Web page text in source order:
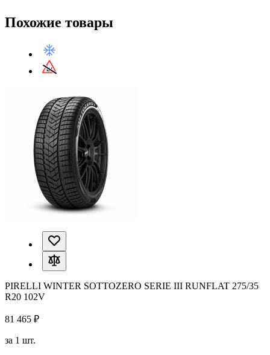
Похожие товары
PIRELLI WINTER SOTTOZERO SERIE III RUNFLAT 275/35
R20 102V
81 465 ₽
за 1 шт.